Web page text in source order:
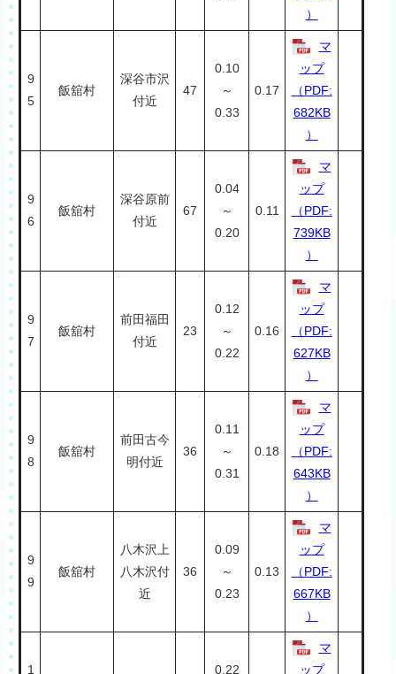
）
9
5
飯舘村
深谷市沢
付近
47
0.10
～
0.33
0.17
マ
ップ
（PDF:
682KB
）
9
6
飯舘村
深谷原前
付近
67
0.04
～
0.20
0.11
マ
ップ
（PDF:
739KB
）
9
7
飯舘村
前田福田
付近
23
0.12
～
0.22
0.16
マ
ップ
（PDF:
627KB
）
9
8
飯舘村
前田古今
明付近
36
0.11
～
0.31
0.18
マ
ップ
（PDF:
643KB
）
9
9
飯舘村
八木沢上
八木沢付
近
36
0.09
～
0.23
0.13
マ
ップ
（PDF:
667KB
）
1 0.22
マ
ップ